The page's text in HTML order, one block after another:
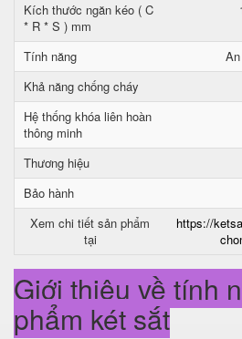
Kích thước ngăn kéo ( C
* R * S ) mm
Tính năng
Khả năng chống cháy
Hệ thống khóa liên hoàn
thông minh
Thương hiệu
Bảo hành
Xem chi tiết sản phẩm
tại
https://
Giới thiệu về tính
phẩm két sắt